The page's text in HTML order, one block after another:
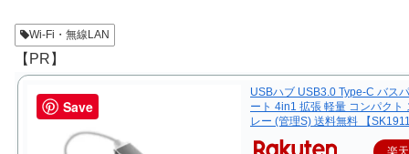
Wi-Fi・無線LAN
【PR】
USBハブ USB3.0 Type-C バス
ート 4in1 拡張 軽量 コンパクト
レー (管理S) 送料無料 【
Save